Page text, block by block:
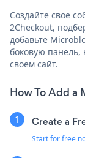
Создайте свое
2Checkout,
добавьте
боковую панель,
своем сайт.
How To Add a
Create a
Start for free